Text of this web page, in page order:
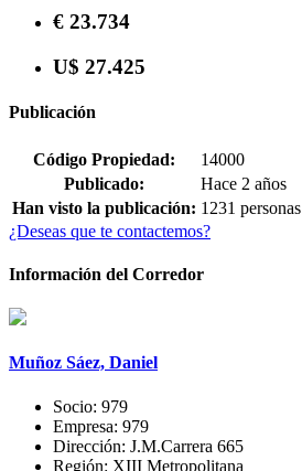
€ 23.734
U$ 27.425
Publicación
Código Propiedad:
14000
Publicado:
Hace 2 años
Han visto la publicación: 1231 personas
¿Deseas que te contactemos?
Información del Corredor
Muñoz Sáez, Daniel
Socio: 979
Empresa: 979
Dirección: J.M.Carrera 665
Región: XIII Metropolitana